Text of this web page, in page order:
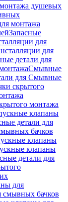
душевых
монтажа
Запасные
для
для
детали для
Смывные
для Смывные
скрытого
монтажа
клапаны
детали для
бачков
клапаны
клапаны
детали для
для
бачков